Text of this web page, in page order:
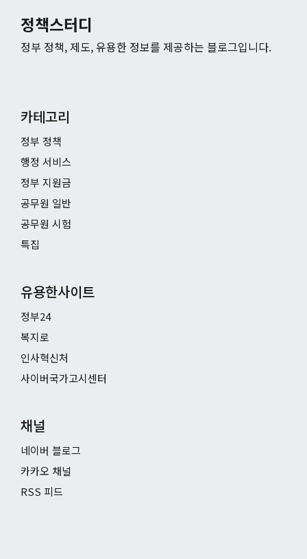
정책스터디
정부 정책, 제도, 유용한 정보를 제공하는 블로그입니다.
카테고리
정부 정책
행정 서비스
정부 지원금
공무원 일반
공무원 시험
특집
유용한사이트
정부24
복지로
인사혁신처
사이버국가고시센터
채널
네이버 블로그
카카오 채널
RSS 피드